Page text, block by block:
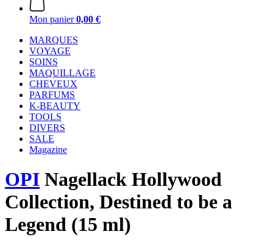
Mon panier 0,00 €
MARQUES
VOYAGE
SOINS
MAQUILLAGE
CHEVEUX
PARFUMS
K-BEAUTY
TOOLS
DIVERS
SALE
Magazine
OPI Nagellack Hollywood
Collection, Destined to be a
Legend (15 ml)